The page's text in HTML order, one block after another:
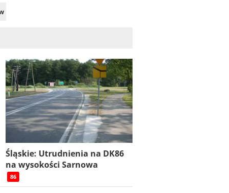
Śląskie: Utrudnienia na DK86
na wysokości Sarnowa
86